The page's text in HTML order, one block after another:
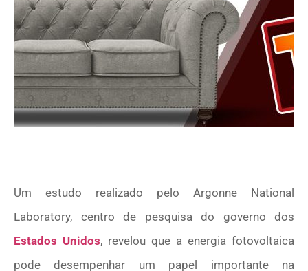
Um estudo realizado pelo Argonne National
Laboratory, centro de pesquisa do governo dos
Estados Unidos, revelou que a energia fotovoltaica
pode desempenhar um papel importante na